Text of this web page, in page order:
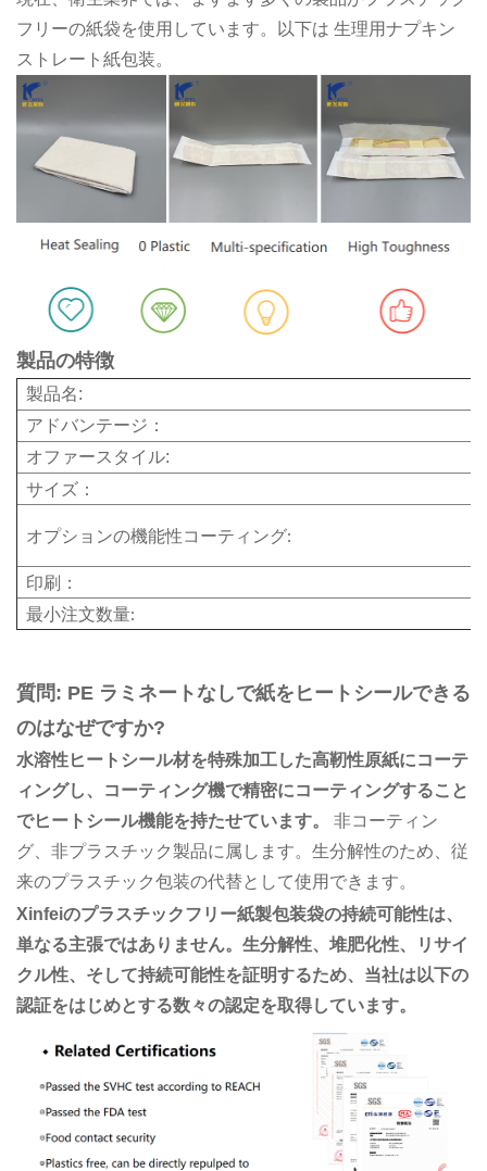
フリーの紙袋を使用しています。以下は 生理用ナプキン
ストレート紙包装。
製品の特徴
製品名:
アドバンテージ：
オファースタイル:
サイズ：
オプションの機能性コーティング:
印刷：
最小注文数量:
質問: PE ラミネートなしで紙をヒートシールできる
のはなぜですか?
水溶性ヒートシール材を特殊加工した高靭性原紙にコーテ
ィングし、コーティング機で精密にコーティングすること
でヒートシール機能を持​​たせています。
非コーティン
グ、非プラスチック製品に属します。生分解性のため、従
来のプラスチック包装の代替として使用できます。
Xinfeiのプラスチックフリー紙製包装袋の持続可能性は、
単なる主張ではありません。生分解性、堆肥化性、リサイ
クル性、そして持続可能性を証明するため、当社は以下の
認証をはじめとする数々の認定を取得しています。